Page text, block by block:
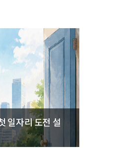
리 도전 설